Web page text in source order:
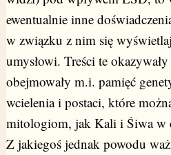
ewentualnie inne
w związku z nim się
umysłowi. Treści te
obejmowały m.i. pamięć
wcielenia i postaci, które
mitologiom, jak Kali i Śiwa w
Z jakiegoś jednak powodu